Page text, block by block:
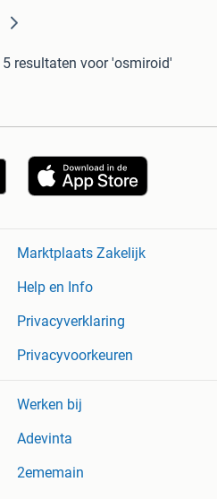
5 resultaten voor 'osmiroid'
Marktplaats Zakelijk
Help en Info
Privacyverklaring
Privacyvoorkeuren
Werken bij
Adevinta
2ememain